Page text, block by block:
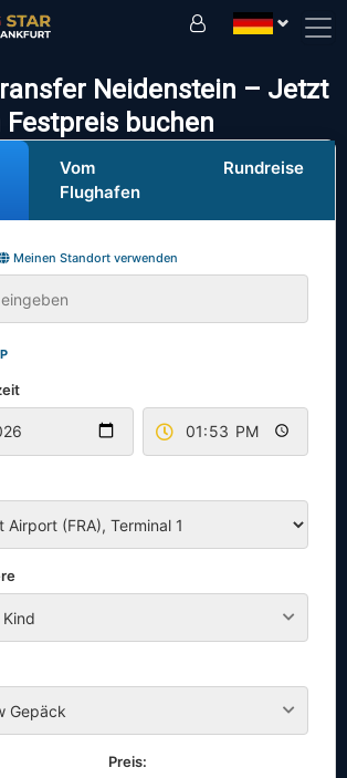
Neidenstein – Jetzt
buchen
Vom
Flughafen
Rundreise
Meinen Standort verwenden
Kind
Gepäck
Preis: